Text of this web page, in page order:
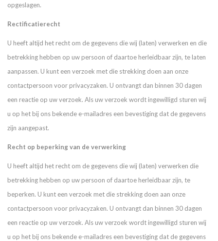
opgeslagen.
Rectificatierecht
U heeft altijd het recht om de gegevens die wij (laten) verwerken en die
betrekking hebben op uw persoon of daartoe herleidbaar zijn, te laten
aanpassen. U kunt een verzoek met die strekking doen aan onze
contactpersoon voor privacyzaken. U ontvangt dan binnen 30 dagen
een reactie op uw verzoek. Als uw verzoek wordt ingewilligd sturen wij
u op het bij ons bekende e-mailadres een bevestiging dat de gegevens
zijn aangepast.
Recht op beperking van de verwerking
U heeft altijd het recht om de gegevens die wij (laten) verwerken die
betrekking hebben op uw persoon of daartoe herleidbaar zijn, te
beperken. U kunt een verzoek met die strekking doen aan onze
contactpersoon voor privacyzaken. U ontvangt dan binnen 30 dagen
een reactie op uw verzoek. Als uw verzoek wordt ingewilligd sturen wij
u op het bij ons bekende e-mailadres een bevestiging dat de gegevens